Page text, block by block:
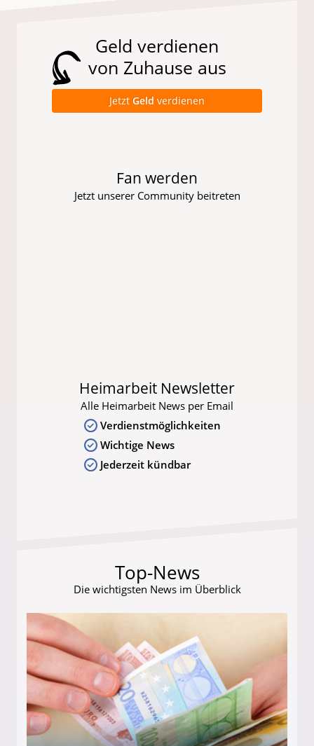
Geld verdienen
von Zuhause aus
Jetzt Geld verdienen
Fan werden
Jetzt unserer Community beitreten
Heimarbeit Newsletter
Alle Heimarbeit News per Email
Verdienstmöglichkeiten
Wichtige News
Jederzeit kündbar
Top-News
Die wichtigsten News im Überblick